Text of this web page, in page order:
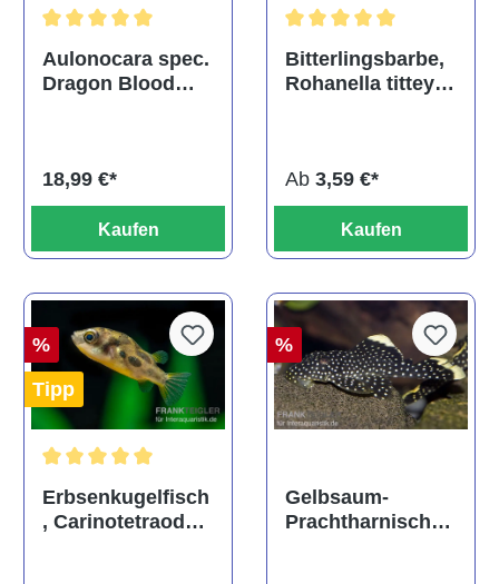
Aulonocara spec.
Dragon Blood
18,99 €*
Kaufen
Bitterlingsbarbe,
Rohanella titteya,
Ab 3,59 €*
Kaufen
%
Tipp
Erbsenkugelfisch
, Carinotetraodon
%
Gelbsaum-
Prachtharnischw